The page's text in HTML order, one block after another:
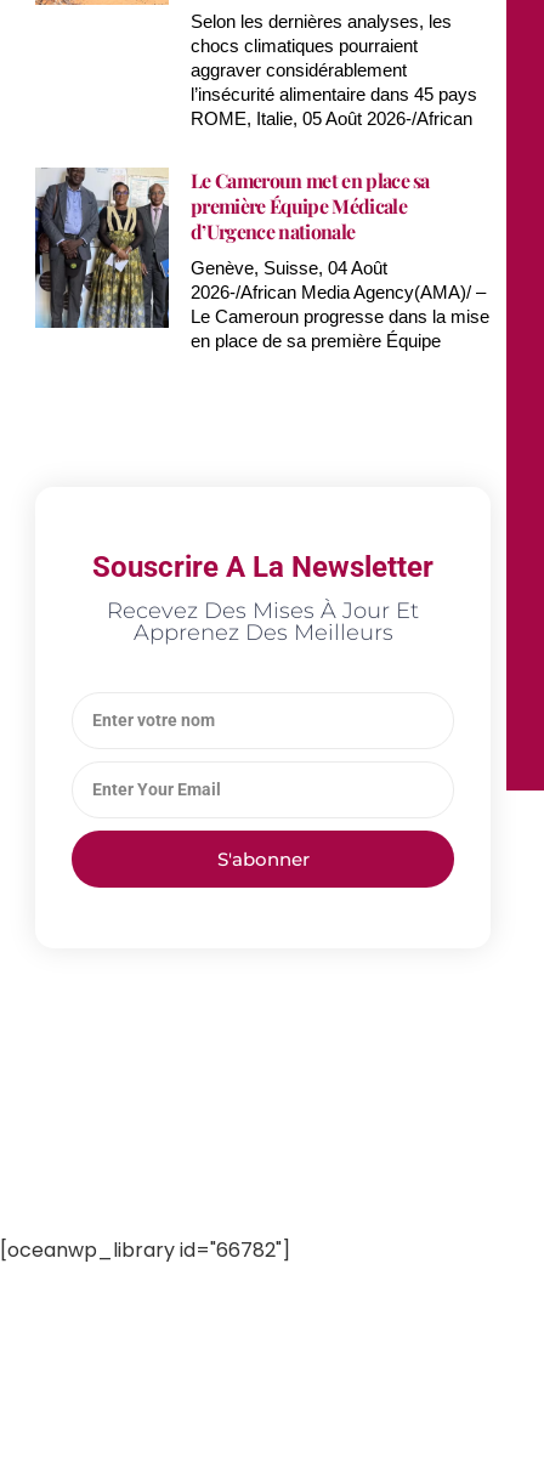
Selon les dernières analyses, les
chocs climatiques pourraient
aggraver considérablement
l’insécurité alimentaire dans 45 pays
ROME, Italie, 05 Août 2026-/African
Le Cameroun met en place sa
première Équipe Médicale
d’Urgence nationale
Genève, Suisse, 04 Août
2026-/African Media Agency(AMA)/ –
Le Cameroun progresse dans la mise
en place de sa première Équipe
Souscrire A La Newsletter
Recevez Des Mises À Jour Et
Apprenez Des Meilleurs
S'abonner
[oceanwp_library id="66782"]